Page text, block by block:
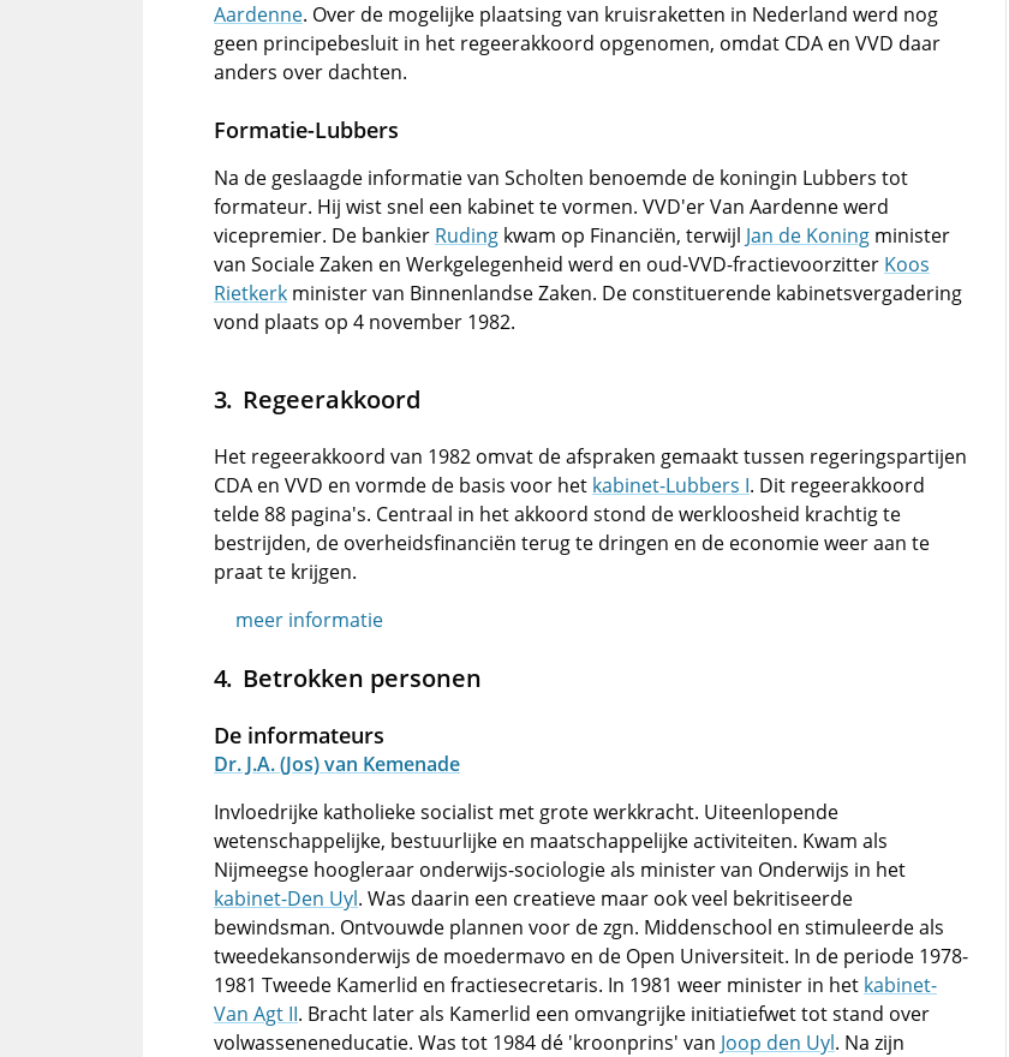
Aardenne. Over de mogelijke plaatsing van kruisraketten in Nederland werd nog
geen principebesluit in het regeerakkoord opgenomen, omdat CDA en VVD daar
anders over dachten.
Formatie-Lubbers
Na de geslaagde informatie van Scholten benoemde de koningin Lubbers tot
formateur. Hij wist snel een kabinet te vormen. VVD'er Van Aardenne werd
vicepremier. De bankier Ruding kwam op Financiën, terwijl Jan de Koning minister
van Sociale Zaken en Werkgelegenheid werd en oud-VVD-fractievoorzitter Koos
Rietkerk minister van Binnenlandse Zaken. De constituerende kabinetsvergadering
vond plaats op 4 november 1982.
Regeerakkoord
Het regeerakkoord van 1982 omvat de afspraken gemaakt tussen regeringspartijen
CDA en VVD en vormde de basis voor het kabinet-Lubbers I. Dit regeerakkoord
telde 88 pagina's. Centraal in het akkoord stond de werkloosheid krachtig te
bestrijden, de overheidsfinanciën terug te dringen en de economie weer aan te
praat te krijgen.
meer informatie
Betrokken personen
De informateurs
Dr. J.A. (Jos) van Kemenade
Invloedrijke katholieke socialist met grote werkkracht. Uiteenlopende
wetenschappelijke, bestuurlijke en maatschappelijke activiteiten. Kwam als
Nijmeegse hoogleraar onderwijs-sociologie als minister van Onderwijs in het
kabinet-Den Uyl. Was daarin een creatieve maar ook veel bekritiseerde
bewindsman. Ontvouwde plannen voor de zgn. Middenschool en stimuleerde als
tweedekansonderwijs de moedermavo en de Open Universiteit. In de periode 1978-
1981 Tweede Kamerlid en fractiesecretaris. In 1981 weer minister in het kabinet-
Van Agt II. Bracht later als Kamerlid een omvangrijke initiatiefwet tot stand over
volwasseneneducatie. Was tot 1984 dé 'kroonprins' van Joop den Uyl. Na zijn